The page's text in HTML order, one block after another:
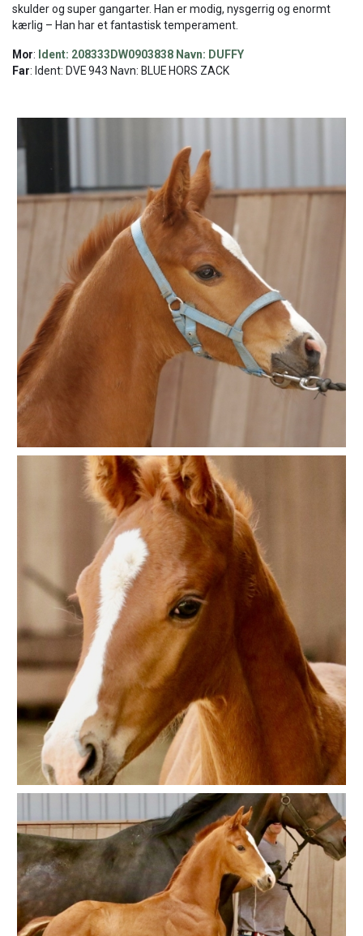
skulder og super gangarter. Han er modig, nysgerrig og enormt
kærlig – Han har et fantastisk temperament.
Mor: Ident: 208333DW0903838 Navn: DUFFY
Far: Ident: DVE 943 Navn: BLUE HORS ZACK